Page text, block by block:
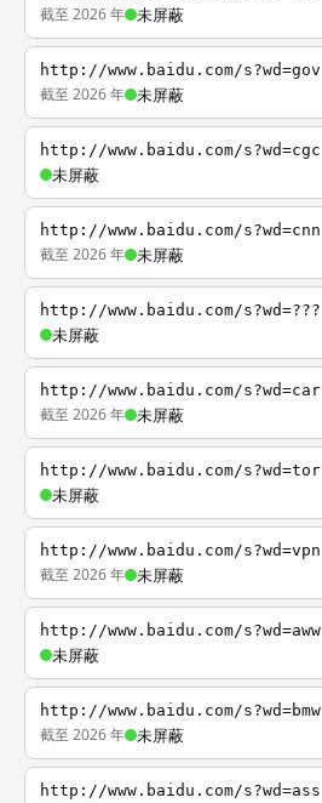
截至 2026 年 未屏蔽
http://www.baidu.com/s?wd=gov
截至 2026 年 未屏蔽
http://www.baidu.com/s?wd=cgc
未屏蔽
http://www.baidu.com/s?wd=cnn
截至 2026 年 未屏蔽
http://www.baidu.com/s?wd=???
未屏蔽
http://www.baidu.com/s?wd=car
截至 2026 年 未屏蔽
http://www.baidu.com/s?wd=tor
未屏蔽
http://www.baidu.com/s?wd=vpn
截至 2026 年 未屏蔽
http://www.baidu.com/s?wd=aww
未屏蔽
http://www.baidu.com/s?wd=bmw
截至 2026 年 未屏蔽
http://www.baidu.com/s?wd=ass